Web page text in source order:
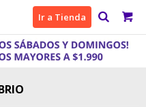
Ir a Tienda